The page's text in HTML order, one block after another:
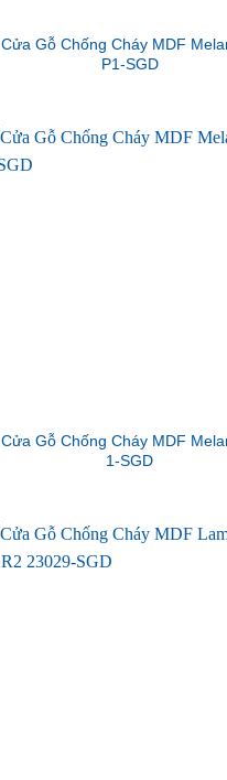
Cửa Gỗ Chống Cháy MDF
P1-SGD
Cửa Gỗ Chống Cháy MDF
1-SGD